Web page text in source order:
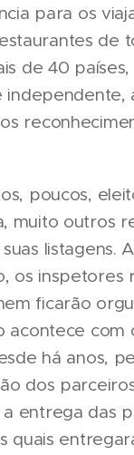
para os
de 40
poucos,
muito outros
listagens.
os
ficarão
com
há anos,
dos
entrega das
quais